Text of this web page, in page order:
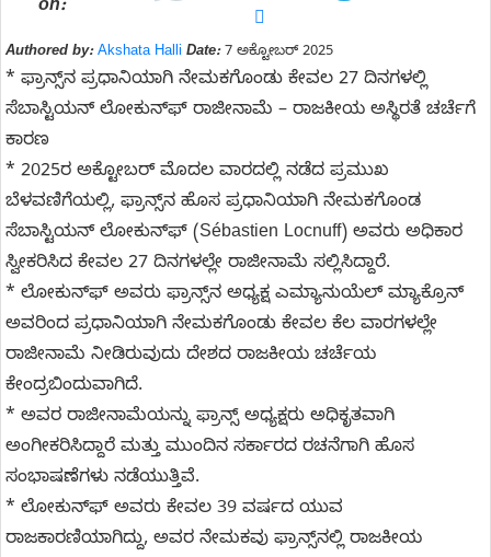
on:
Authored by: Akshata Halli Date:7 ಅಕ್ಟೋಬರ್ 2025
* ಫ್ರಾನ್ಸ್‌ನ ಪ್ರಧಾನಿಯಾಗಿ ನೇಮಕಗೊಂಡು ಕೇವಲ 27 ದಿನಗಳಲ್ಲಿ
ಸೆಬಾಸ್ಟಿಯನ್ ಲೋಕುನ್‌ಫ್ ರಾಜೀನಾಮೆ – ರಾಜಕೀಯ ಅಸ್ಥಿರತೆ ಚರ್ಚೆಗೆ
ಕಾರಣ
* 2025ರ ಅಕ್ಟೋಬರ್ ಮೊದಲ ವಾರದಲ್ಲಿ ನಡೆದ ಪ್ರಮುಖ
ಬೆಳವಣಿಗೆಯಲ್ಲಿ, ಫ್ರಾನ್ಸ್‌ನ ಹೊಸ ಪ್ರಧಾನಿಯಾಗಿ ನೇಮಕಗೊಂಡ
ಸೆಬಾಸ್ಟಿಯನ್ ಲೋಕುನ್‌ಫ್ (Sébastien Locnuff) ಅವರು ಅಧಿಕಾರ
ಸ್ವೀಕರಿಸಿದ ಕೇವಲ 27 ದಿನಗಳಲ್ಲೇ ರಾಜೀನಾಮೆ ಸಲ್ಲಿಸಿದ್ದಾರೆ.
* ಲೋಕುನ್‌ಫ್ ಅವರು ಫ್ರಾನ್ಸ್‌ನ ಅಧ್ಯಕ್ಷ ಎಮ್ಯಾನುಯೆಲ್ ಮ್ಯಾಕ್ರೊನ್
ಅವರಿಂದ ಪ್ರಧಾನಿಯಾಗಿ ನೇಮಕಗೊಂಡು ಕೇವಲ ಕೆಲ ವಾರಗಳಲ್ಲೇ
ರಾಜೀನಾಮೆ ನೀಡಿರುವುದು ದೇಶದ ರಾಜಕೀಯ ಚರ್ಚೆಯ
ಕೇಂದ್ರಬಿಂದುವಾಗಿದೆ.
* ಅವರ ರಾಜೀನಾಮೆಯನ್ನು ಫ್ರಾನ್ಸ್ ಅಧ್ಯಕ್ಷರು ಅಧಿಕೃತವಾಗಿ
ಅಂಗೀಕರಿಸಿದ್ದಾರೆ ಮತ್ತು ಮುಂದಿನ ಸರ್ಕಾರದ ರಚನೆಗಾಗಿ ಹೊಸ
ಸಂಭಾಷಣೆಗಳು ನಡೆಯುತ್ತಿವೆ.
* ಲೋಕುನ್‌ಫ್ ಅವರು ಕೇವಲ 39 ವರ್ಷದ ಯುವ
ರಾಜಕಾರಣಿಯಾಗಿದ್ದು, ಅವರ ನೇಮಕವು ಫ್ರಾನ್ಸ್‌ನಲ್ಲಿ ರಾಜಕೀಯ